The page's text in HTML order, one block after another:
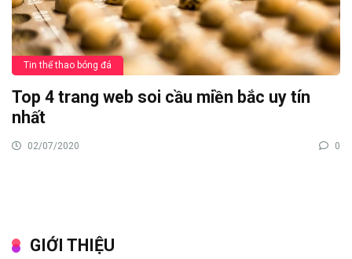
Tin thể thao bóng đá
Top 4 trang web soi cầu miền bắc uy tín
nhất
02/07/2020 0
GIỚI THIỆU